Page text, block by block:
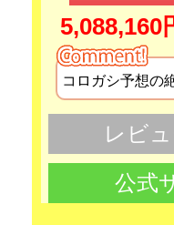
5,088,160
コロガシ予想の
レビ
公式